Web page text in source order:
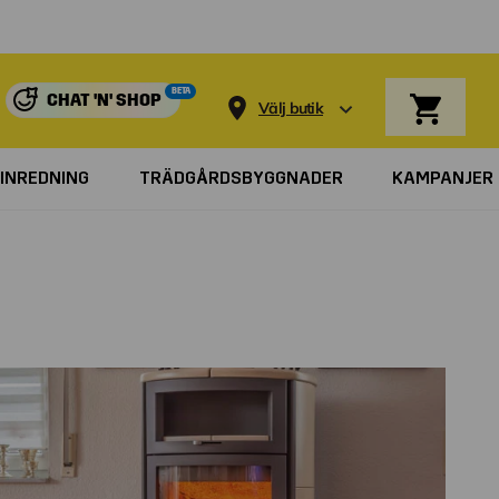
CHAT 'N' SHOP BETA
Välj butik
INREDNING TRÄDGÅRDSBYGGNADER KAMPANJER